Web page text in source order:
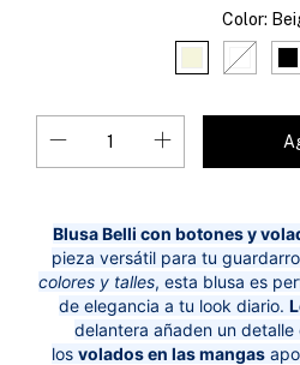
Color:
Blusa Belli con botones y
pieza versátil para tu
colores y talles, esta blusa es
de elegancia a tu look diario.
delantera añaden un
los volados en las mangas